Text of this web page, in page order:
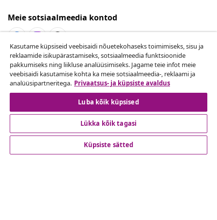
Meie sotsiaalmeedia kontod
Lepingust taganemine
Esita oma tellimuse kohta tagastamissoov.
Lepingust taganemine
Kasutame küpsiseid veebisaidi nõuetekohaseks toimimiseks, sisu ja
reklaamide isikupärastamiseks, sotsiaalmeedia funktsioonide
pakkumiseks ning liikluse analüüsimiseks. Jagame teie infot meie
veebisaidi kasutamise kohta ka meie sotsiaalmeedia-, reklaami ja
analüüsipartneritega. Privaatsus- ja küpsiste avaldus
Luba kõik küpsised
Lükka kõik tagasi
Küpsiste sätted